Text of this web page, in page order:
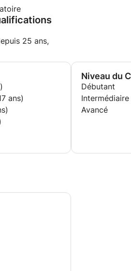
entre musiciens pro et
des stages et master
disques, bref tout ce qui se
de la formation musicale à
25 ans,
ans)
Niveau du
Débutant
Intermédiaire
Avancé